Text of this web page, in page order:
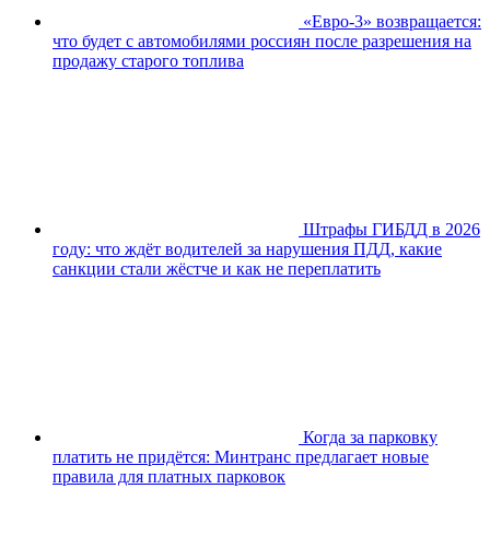
«Евро-3» возвращается:
что будет с автомобилями россиян после разрешения на
продажу старого топлива
Штрафы ГИБДД в 2026
году: что ждёт водителей за нарушения ПДД, какие
санкции стали жёстче и как не переплатить
Когда за парковку
платить не придётся: Минтранс предлагает новые
правила для платных парковок